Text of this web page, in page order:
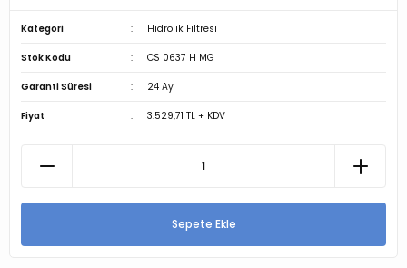
Kategori Hidrolik Filtresi
Stok Kodu CS 0637 H MG
Garanti Süresi 24 Ay
Fiyat 3.529,71 TL + KDV
Sepete Ekle